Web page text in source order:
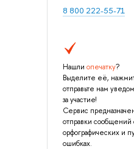
8 800 222-55-71
Нашли опечатку?
Выделите её,
отправьте нам
за участие!
Сервис
отправки сообщений
орфографических и
ошибках.